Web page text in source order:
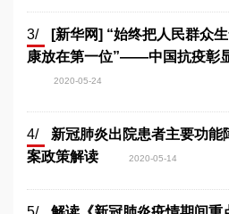
3/
[新华网] “始终把人民群众
康放在第一位”——中国抗疫彰
2020-05-24
4/
新冠肺炎出院患者主要功能
案政策解读
2020-05-14